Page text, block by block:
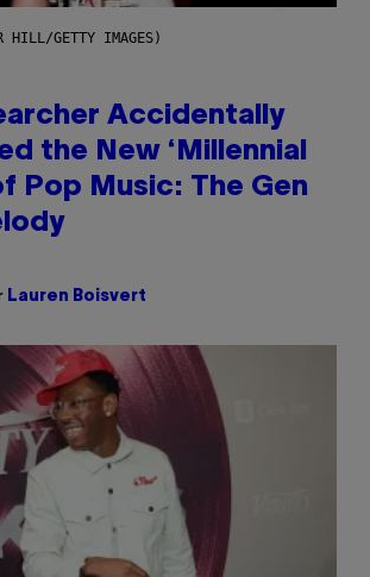
HILL/GETTY IMAGES)
Accidentally
the New ‘Millennial
Pop Music: The Gen
Lauren Boisvert